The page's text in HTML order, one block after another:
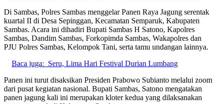
Di Sambas, Polres Sambas menggelar Panen Raya Jagung serentak
kuartal II di Desa Sepinggan, Kecamatan Semparuk, Kabupaten
Sambas. Acara ini dihadiri Bupati Sambas H Satono, Kapolres
Sambas, Dandim Sambas, Forkopimda Sambas, Wakapolres dan
PJU Polres Sambas, Kelompok Tani, serta tamu undangan lainnya.
Baca juga: Seru, Lima Hari Festival Durian Lumbang
Panen ini turut disaksikan Presiden Prabowo Subianto melalui zoom
dari pusat kegiatan nasional. Bupati Sambas, Satono mengatakan
panen jagung kali ini merupakan kloter kedua yang dilaksanakan